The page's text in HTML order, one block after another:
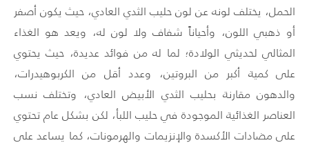
الحمل، يختلف لونه عن لون حليب الثدي العادي، حيث يكون أصفر
أو ذهبي اللون، وأحياناً شفاف ولا لون له، ويعد هو الغذاء
المثالي لحديثي الولادة؛ لما له من فوائد عديدة، حيث يحتوي
على كمية أكبر من البروتين، وعدد أقل من الكربوهيدرات،
والدهون مقارنة بحليب الثدي الأبيض العادي، وتختلف نسب
العناصر الغذائية الموجودة في حليب اللبأ، لكن بشكل عام تحتوي
على مضادات الأكسدة والإنزيمات والهرمونات، كما يساعد على